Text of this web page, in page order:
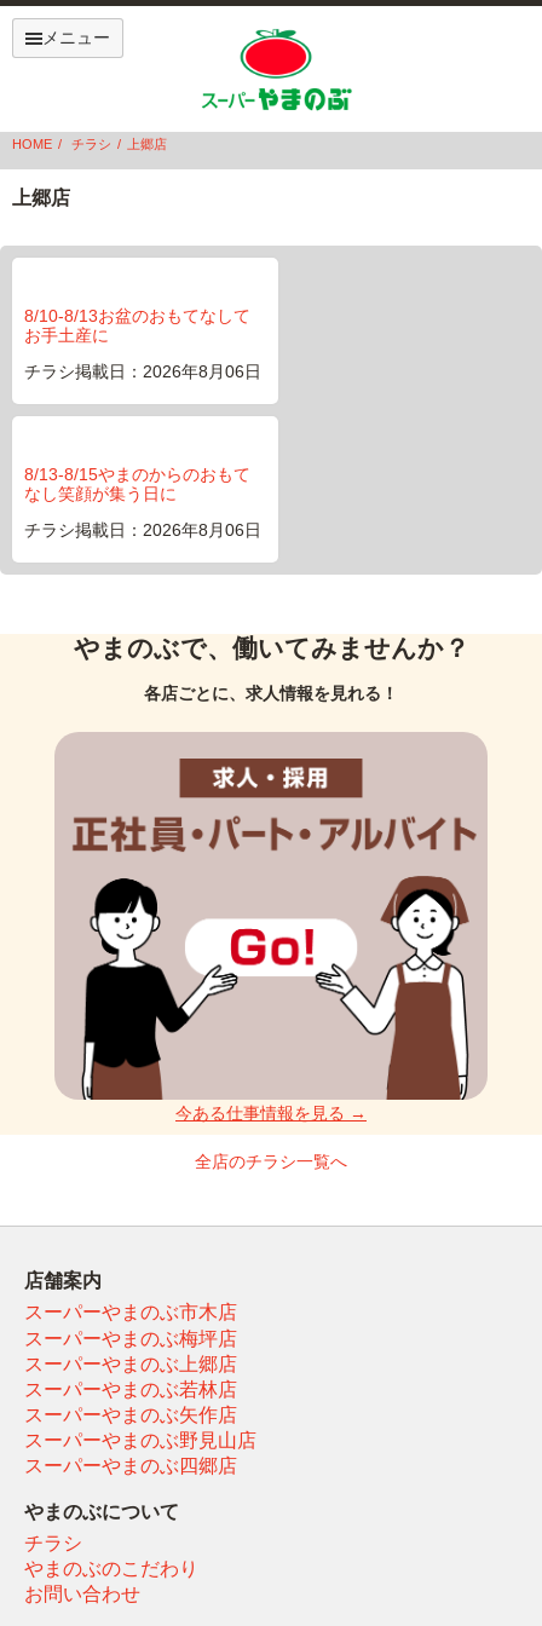
メニュー
HOME チラシ 上郷店
上郷店
8/10-8/13お盆のおもてなして
お手土産に
チラシ掲載日：2026年8月06日
8/13-8/15やまのからのおもて
なし笑顔が集う日に
チラシ掲載日：2026年8月06日
やまのぶで、働いてみませんか？
各店ごとに、求人情報を見れる！
今ある仕事情報を見る →
全店のチラシ一覧へ
店舗案内
スーパーやまのぶ市木店
スーパーやまのぶ梅坪店
スーパーやまのぶ上郷店
スーパーやまのぶ若林店
スーパーやまのぶ矢作店
スーパーやまのぶ野見山店
スーパーやまのぶ四郷店
やまのぶについて
チラシ
やまのぶのこだわり
お問い合わせ